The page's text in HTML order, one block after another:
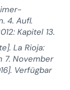
4. Aufl.
Kapitel 13.
La Rioja:
7. November
Verfügbar